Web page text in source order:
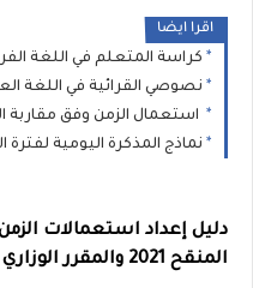
اقرا ايضا
كراسة المتعلم في اللغة
نصوصي القرائية في اللغة العربية
استعمال الزمن وفق مقاربة التخصص محينة
نماذج المذكرة اليومية لفترة
دليل إعداد استعمالات
المنقح 2021 والمقرر الوزاري 2021/2022